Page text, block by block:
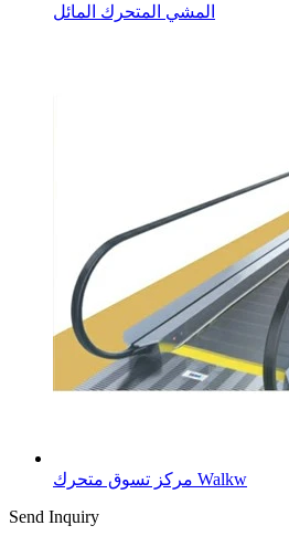
المشي المتحرك المائل
مركز تسوق متحرك Walkw
Send Inquiry